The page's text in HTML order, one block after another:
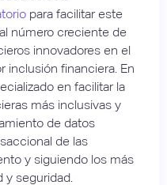
para facilitar este
número creciente de
innovadores en el
inclusión financiera. En
en facilitar la
más inclusivas y
de datos
de las
y siguiendo los más
y seguridad.